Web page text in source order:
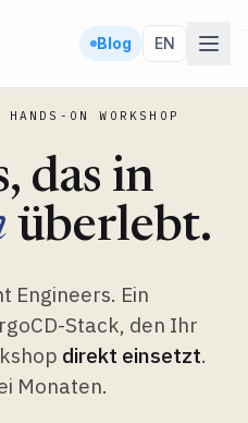
Blog EN
ON WORKSHOP
das in
überlebt.
Engineers. Ein
Stack, den Ihr
direkt einsetzt.
Monaten.